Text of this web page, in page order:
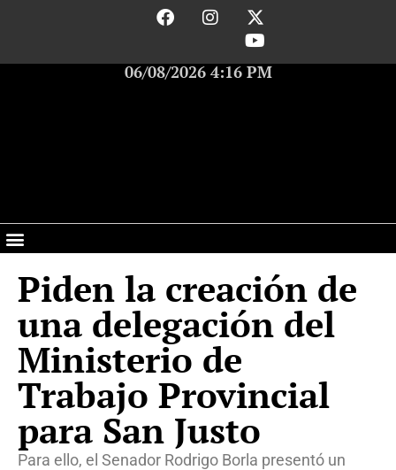
06/08/2026 4:16 PM
Piden la creación de
una delegación del
Ministerio de
Trabajo Provincial
para San Justo
Para ello, el Senador Rodrigo Borla presentó un